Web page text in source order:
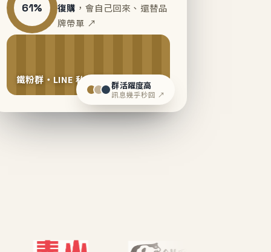
61%
復購 ，會自己回來、還替品
牌帶單 ↗
鐵粉群・LINE 私域運營中群活躍度高
訊息幾乎秒回 ↗